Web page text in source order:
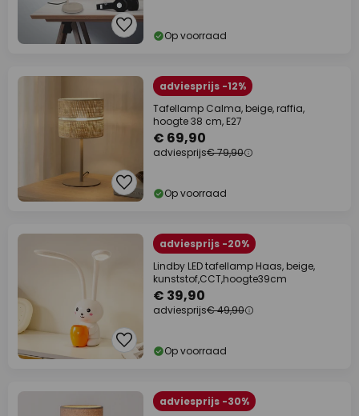
Op voorraad
adviesprijs -12%
Tafellamp Calma, beige, raffia,
hoogte 38 cm, E27
€ 69,90
adviesprijs€ 79,90
Op voorraad
adviesprijs -20%
Lindby LED tafellamp Haas, beige,
kunststof,CCT,hoogte39cm
€ 39,90
adviesprijs€ 49,90
Op voorraad
adviesprijs -30%